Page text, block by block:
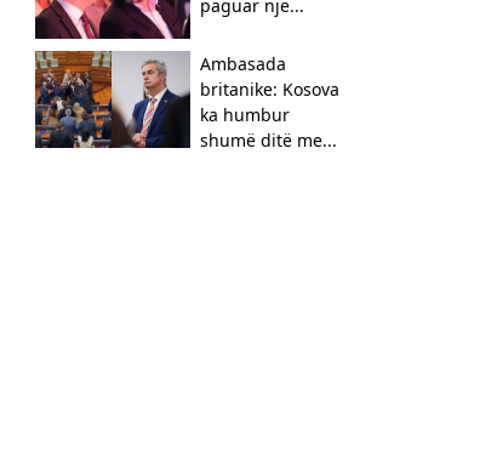
paguar një...
Ambasada
britanike: Kosova
ka humbur
shumë ditë me...